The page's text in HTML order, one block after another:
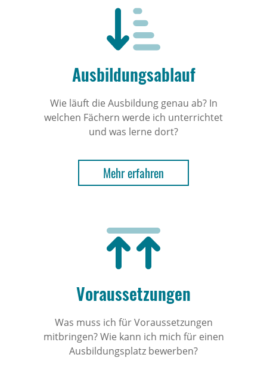
Ausbildungsablauf
Wie läuft die Ausbildung genau ab? In
welchen Fächern werde ich unterrichtet
und was lerne dort?
Mehr erfahren
Voraussetzungen
Was muss ich für Voraussetzungen
mitbringen? Wie kann ich mich für einen
Ausbildungsplatz bewerben?